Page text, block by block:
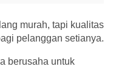
murah, tapi kualitas
pelanggan setianya.
berusaha untuk